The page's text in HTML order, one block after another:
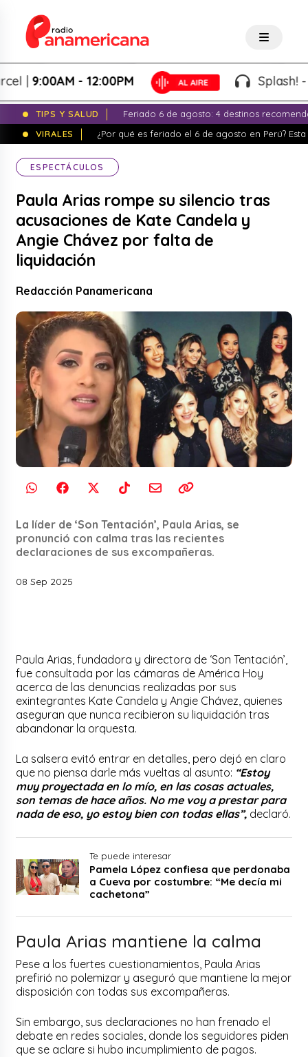
9:00AM - 12:00PM Splash! -
TIPS Y SALUD
Feriado 6 de agosto: 4 destinos
VIRALES
¿Por qué es feriado el 6 de agosto en Perú?
ESPECTÁCULOS
Paula Arias rompe su silencio tras
acusaciones de Kate Candela y
Angie Chávez por falta de
liquidación
Redacción Panamericana
La líder de ‘Son Tentación’, Paula Arias, se
pronunció con calma tras las recientes
declaraciones de sus excompañeras.
08 Sep 2025
Paula Arias, fundadora y directora de ‘Son Tentación’,
fue consultada por las cámaras de América Hoy
acerca de las denuncias realizadas por sus
exintegrantes Kate Candela y Angie Chávez, quienes
aseguran que nunca recibieron su liquidación tras
abandonar la orquesta.
La salsera evitó entrar en detalles, pero dejó en claro
que no piensa darle más vueltas al asunto: “Estoy
muy proyectada en lo mío, en las cosas actuales,
son temas de hace años. No me voy a prestar para
nada de eso, yo estoy bien con todas ellas”, declaró.
Te puede interesar
Pamela López confiesa que perdonaba
a Cueva por costumbre: “Me decía mi
cachetona”
Paula Arias mantiene la calma
Pese a los fuertes cuestionamientos, Paula Arias
prefirió no polemizar y aseguró que mantiene la mejor
disposición con todas sus excompañeras.
Sin embargo, sus declaraciones no han frenado el
debate en redes sociales, donde los seguidores piden
que se aclare si hubo incumplimiento de pagos.